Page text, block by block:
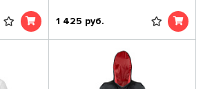
1 425 руб.